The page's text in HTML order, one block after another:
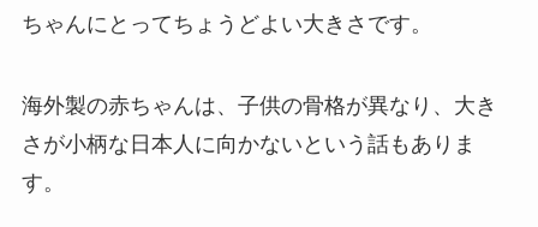
ちゃんにとってちょうどよい大きさです。
海外製の赤ちゃんは、子供の骨格が異なり、大き
さが小柄な日本人に向かないという話もありま
す。